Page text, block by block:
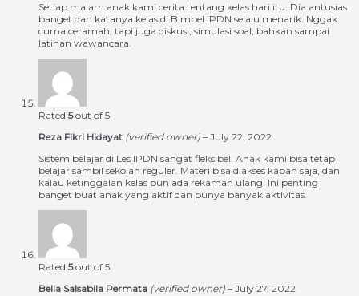
Setiap malam anak kami cerita tentang kelas hari itu. Dia antusias
banget dan katanya kelas di Bimbel IPDN selalu menarik. Nggak
cuma ceramah, tapi juga diskusi, simulasi soal, bahkan sampai
latihan wawancara.
Rated 5out of 5
Reza Fikri Hidayat (verified owner) – July 22, 2022
Sistem belajar di Les IPDN sangat fleksibel. Anak kami bisa tetap
belajar sambil sekolah reguler. Materi bisa diakses kapan saja, dan
kalau ketinggalan kelas pun ada rekaman ulang. Ini penting
banget buat anak yang aktif dan punya banyak aktivitas.
Rated 5out of 5
Bella Salsabila Permata (verified owner) – July 27, 2022